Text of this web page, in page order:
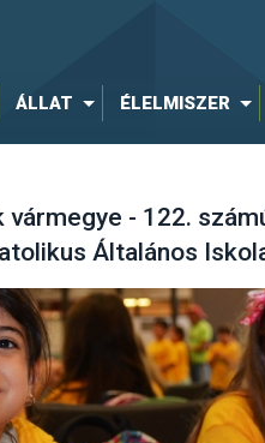
ÁLLAT ÉLELMISZER
- 122.
Általános